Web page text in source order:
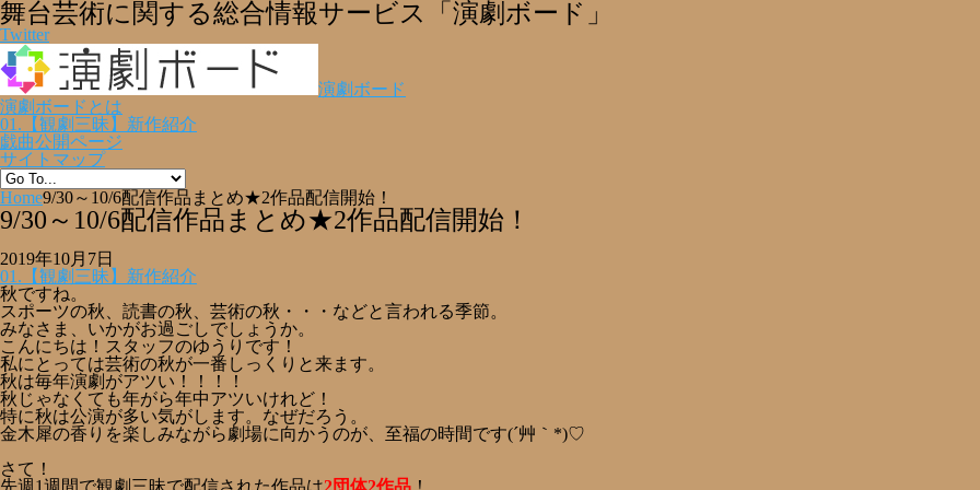
舞台芸術に関する総合情報サービス「演劇ボード」
Twitter
演劇ボード
演劇ボードとは
01.【観劇三昧】新作紹介
戯曲公開ページ
サイトマップ
Home9/30～10/6配信作品まとめ★2作品配信開始！
9/30～10/6配信作品まとめ★2作品配信開始！
2019年10月7日
01.【観劇三昧】新作紹介
秋ですね。
スポーツの秋、読書の秋、芸術の秋・・・などと言われる季節。
みなさま、いかがお過ごしでしょうか。
こんにちは！スタッフのゆうりです！
私にとっては芸術の秋が一番しっくりと来ます。
秋は毎年演劇がアツい！！！！
秋じゃなくても年がら年中アツいけれど！
特に秋は公演が多い気がします。なぜだろう。
金木犀の香りを楽しみながら劇場に向かうのが、至福の時間です(´艸｀*)♡
さて！
先週1週間で観劇三昧で配信された作品は2団体2作品 ！